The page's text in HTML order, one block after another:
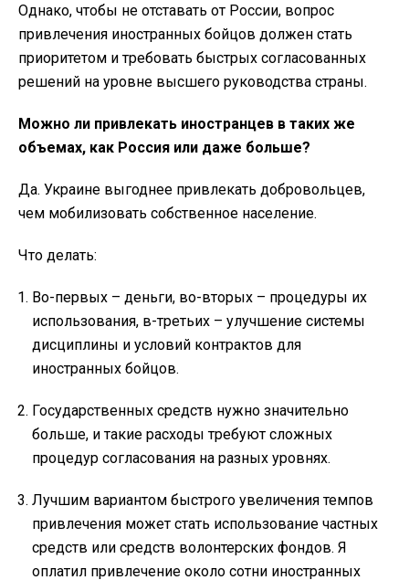
Однако, чтобы не отставать от России, вопрос
привлечения иностранных бойцов должен стать
приоритетом и требовать быстрых согласованных
решений на уровне высшего руководства страны.
Можно ли привлекать иностранцев в таких же
объемах, как Россия или даже больше?
Да. Украине выгоднее привлекать добровольцев,
чем мобилизовать собственное население.
Что делать:
Во-первых – деньги, во-вторых – процедуры их
использования, в-третьих – улучшение системы
дисциплины и условий контрактов для
иностранных бойцов.
Государственных средств нужно значительно
больше, и такие расходы требуют сложных
процедур согласования на разных уровнях.
Лучшим вариантом быстрого увеличения темпов
привлечения может стать использование частных
средств или средств волонтерских фондов. Я
оплатил привлечение около сотни иностранных